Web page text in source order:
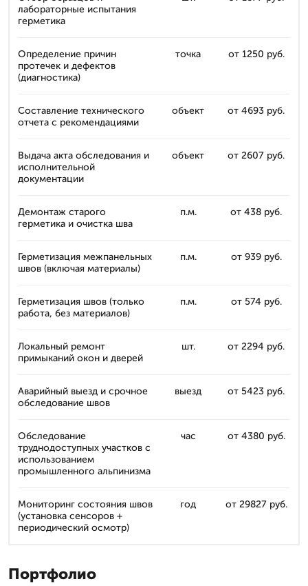
лабораторные испытания
герметика
Определение причин
протечек и дефектов
(диагностика)
точка от 1250 руб.
Составление технического
отчета с рекомендациями
объект от 4693 руб.
Выдача акта обследования и
исполнительной
документации
объект от 2607 руб.
Демонтаж старого
герметика и очистка шва
п.м. от 438 руб.
Герметизация межпанельных
швов (включая материалы)
п.м. от 939 руб.
Герметизация швов (только
работа, без материалов)
п.м. от 574 руб.
Локальный ремонт
примыканий окон и дверей
шт. от 2294 руб.
Аварийный выезд и срочное
обследование швов
выезд от 5423 руб.
Обследование
труднодоступных участков с
использованием
промышленного альпинизма
час от 4380 руб.
Мониторинг состояния швов
(установка сенсоров +
периодический осмотр)
год от 29827 руб.
Портфолио